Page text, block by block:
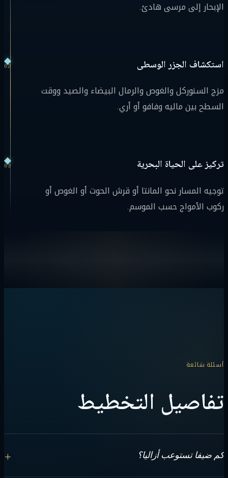
الإبحار إلى مرسى هادئ.
02 استكشاف الجزر الوسطى
مزج السنوركل والغوص والرمال البيضاء والصيد ووقت
السطح بين ماليه وفافو أو أري.
03 تركيز على الحياة البحرية
توجيه المسار نحو المانتا أو قرش الحوت أو الغوص أو
ركوب الأمواج حسب الموسم.
أسئلة شائعة
تفاصيل التخطيط
كم ضيفا تستوعب أزاليا؟ +